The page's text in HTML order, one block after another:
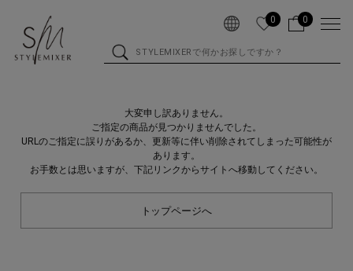
0 0
大変申し訳ありません。
ご指定の商品が見つかりませんでした。
URLのご指定に誤りがあるか、更新等に伴い削除されてしまった可能性が
あります。
お手数とは思いますが、下記リンクからサイトへ移動してください。
トップページへ